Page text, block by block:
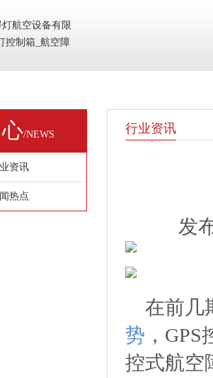
/NEWS
资讯
热点
行业资讯
发
在前几
势 ，
控式航空